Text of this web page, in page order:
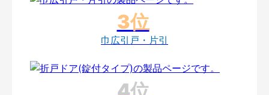
巾広引戸・片引